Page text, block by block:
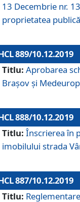
13 Decembrie nr.
proprietatea
889/10.12.2019
Titlu: Aprobarea
Brașov și
888/10.12.2019
Titlu: Înscrierea în
imobilului strada
887/10.12.2019
Titlu: